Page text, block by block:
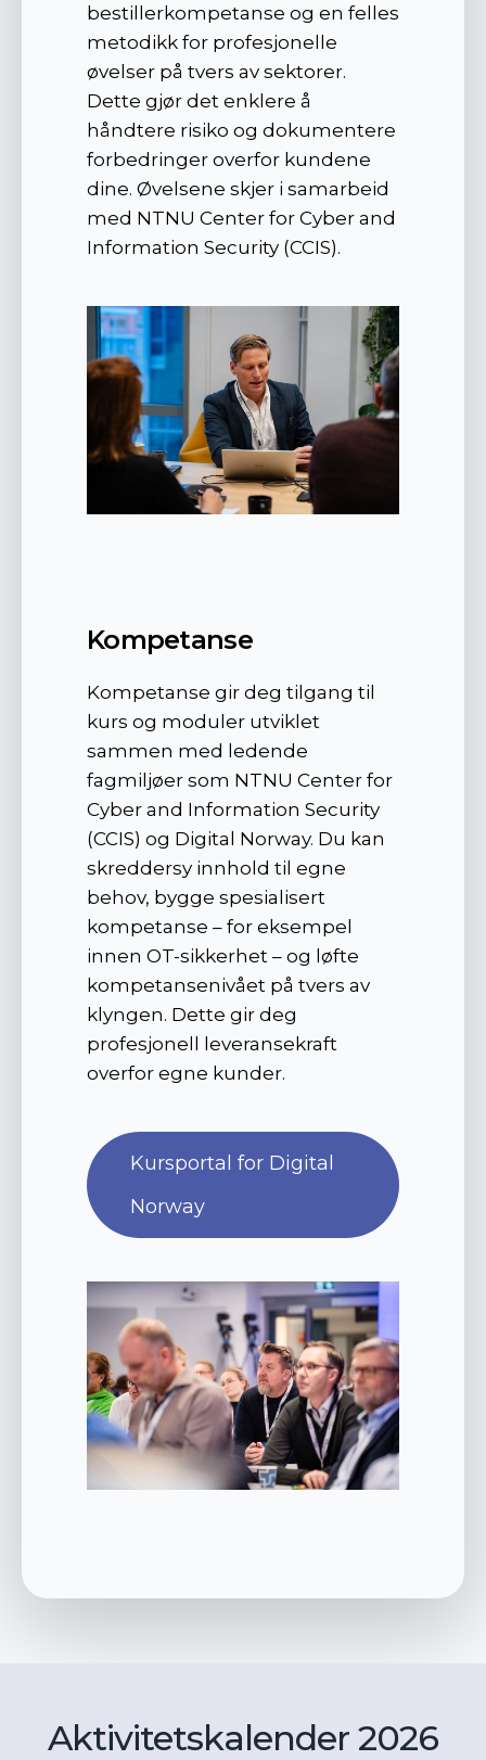
bestillerkompetanse og en felles
metodikk for profesjonelle
øvelser på tvers av sektorer.
Dette gjør det enklere å
håndtere risiko og dokumentere
forbedringer overfor kundene
dine. Øvelsene skjer i samarbeid
med NTNU Center for Cyber and
Information Security (CCIS).
Kompetanse
Kompetanse gir deg tilgang til
kurs og moduler utviklet
sammen med ledende
fagmiljøer som NTNU Center for
Cyber and Information Security
(CCIS) og Digital Norway. Du kan
skreddersy innhold til egne
behov, bygge spesialisert
kompetanse – for eksempel
innen OT-sikkerhet – og løfte
kompetansenivået på tvers av
klyngen. Dette gir deg
profesjonell leveransekraft
overfor egne kunder.
Kursportal for Digital
Norway
Aktivitetskalender 2026